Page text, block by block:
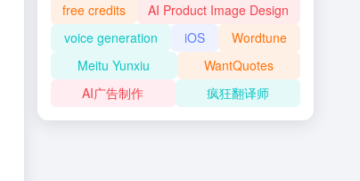
free credits
AI Product Image Design
voice generation
iOS
Wordtune
Meitu Yunxiu
WantQuotes
AI广告制作
疯狂翻译师